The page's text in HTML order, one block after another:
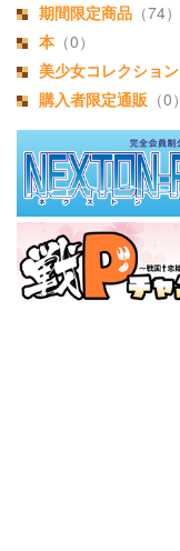
期間限定商品 （74）
本 （0）
美少女コレクション
購入者限定通販 （0）